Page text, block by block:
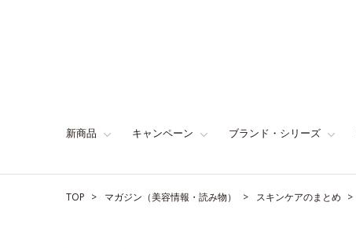
新商品 キャンペーン ブランド・シリーズ
TOP マガジン（美容情報・読み物） スキンケアのまとめ